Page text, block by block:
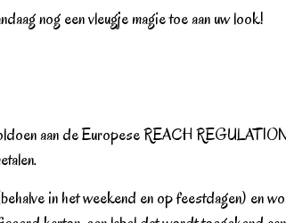
nog een vleugje magie toe aan uw look!
aan de Europese REACH
in het weekend en op feestdagen) en